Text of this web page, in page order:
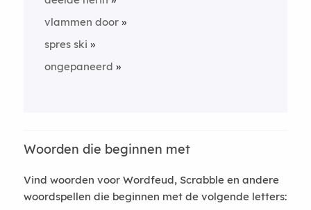
vlammen door
spres ski
ongepaneerd
Woorden die beginnen met
Vind woorden voor Wordfeud, Scrabble en andere
woordspellen die beginnen met de volgende letters: